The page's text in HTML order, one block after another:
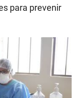
para prevenir